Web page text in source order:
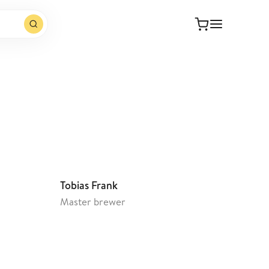
Open website
Tobias Frank
Master brewer